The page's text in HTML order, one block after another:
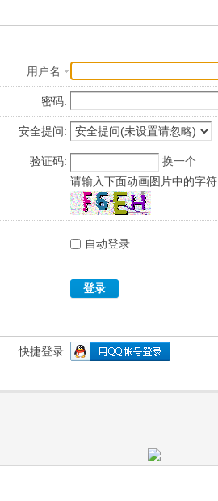
用户名
密码:
安全提问:
验证码:
换一个
请输入下面动画图片中的字符
自动登录
登录
快捷登录: